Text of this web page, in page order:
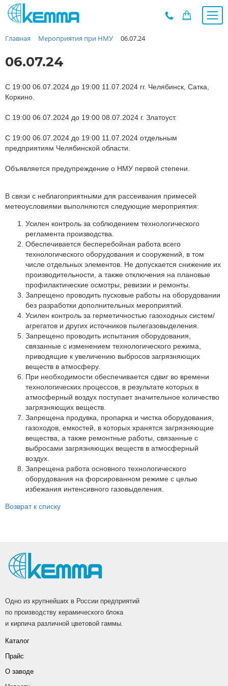
Каталог
О заводе
Новости
Контакты
Дилеры
Недвижимость
Предложения к зачёту
Вакансии
Партнеры
Личный кабинет
Корзина
Избранное
Главная Мероприятия при НМУ 06.07.24
06.07.24
С 19:00 06.07.2024 до 19:00 11.07.2024 гг. Челябинск, Сатка,
Коркино.
С 19:00 06.07.2024 до 19:00 08.07.2024 г. Златоуст.
С 19:00 06.07.2024 до 19:00 11.07.2024 отдельным
предприятиям Челябинской области.
Объявляется предупреждение о НМУ первой степени.
В связи с неблагоприятными для рассеивания примесей
метеоусловиями выполняются следующие мероприятия:
Усилен контроль за соблюдением технологического
регламента производства.
Обеспечивается бесперебойная работа всего
технологического оборудования и сооружений, в том
числе отдельных элементов. Не допускается снижение их
производительности, а также отключения на плановые
профилактические осмотры, ревизии и ремонты.
Запрещено проводить пусковые работы на оборудовании
без разработки дополнительных мероприятий.
Усилен контроль за герметичностью газоходных систем/
агрегатов и других источников пылегазовыделения.
Запрещено проводить испытания оборудования,
связанные с изменением технологического режима,
приводящие к увеличению выбросов загрязняющих
веществ в атмосферу.
При необходимости обеспечивается сдвиг во времени
технологических процессов, в результате которых в
атмосферный воздух поступает значительное количество
загрязняющих веществ.
Запрещена продувка, пропарка и чистка оборудования,
газоходов, емкостей, в которых хранятся загрязняющие
вещества, а также ремонтные работы, связанные с
выбросами загрязняющих веществ в атмосферный
воздух.
Запрещена работа основного технологического
оборудования на форсированном режиме с целью
избежания интенсивного газовыделения.
Возврат к списку
Одно из крупнейших в России предприятий
по производству керамического блока
и кирпича различной цветовой гаммы.
Каталог
Прайс
О заводе